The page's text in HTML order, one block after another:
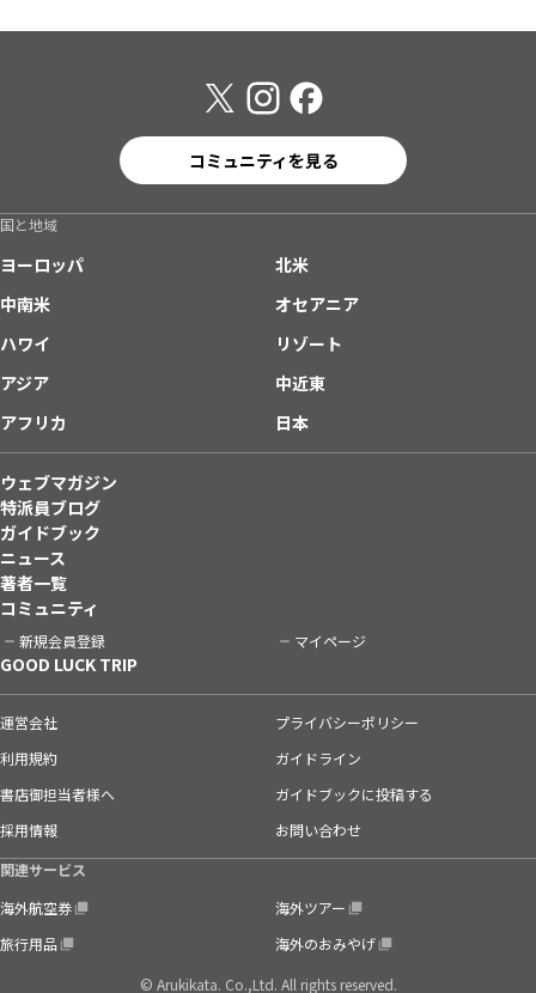
コミュニティを見る
国と地域
ヨーロッパ
北米
中南米
オセアニア
ハワイ
リゾート
アジア
中近東
アフリカ
日本
ウェブマガジン
特派員ブログ
ガイドブック
ニュース
著者一覧
コミュニティ
新規会員登録 マイページ
GOOD LUCK TRIP
運営会社
プライバシーポリシー
利用規約
ガイドライン
書店御担当者様へ
ガイドブックに投稿する
採用情報
お問い合わせ
関連サービス
海外航空券
海外ツアー
旅行用品
海外のおみやげ
© Arukikata. Co.,Ltd. All rights reserved.